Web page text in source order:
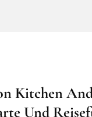
Kitchen
Und